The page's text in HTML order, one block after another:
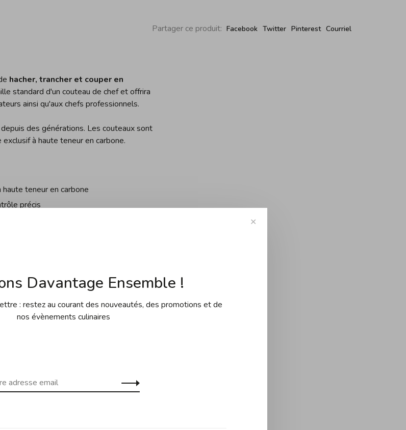
Partager ce produit: Facebook Twitter Pinterest Courriel
hacher, trancher et couper en
standard d'un couteau de chef et offrira
ainsi qu'aux chefs professionnels.
des générations. Les couteaux sont
à haute teneur en carbone.
teneur en carbone
précis
tranchante avec une rétention des
avec un aspect et une sensation
moins 1 à 2 fois par semaine, voire tous
aussi au moins dur que celui de votre
défaut de le faire, vous remarquerez une
exposerez à un risque de blessures
✕
Davantage Ensemble !
: restez au courant des nouveautés, des promotions et de
nos évènements culinaires